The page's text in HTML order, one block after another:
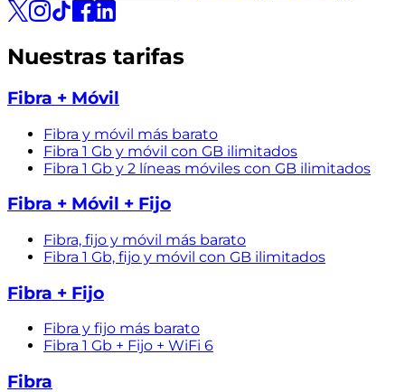
Nuestras tarifas
Fibra + Móvil
Fibra y móvil más barato
Fibra 1 Gb y móvil con GB ilimitados
Fibra 1 Gb y 2 líneas móviles con GB ilimitados
Fibra + Móvil + Fijo
Fibra, fijo y móvil más barato
Fibra 1 Gb, fijo y móvil con GB ilimitados
Fibra + Fijo
Fibra y fijo más barato
Fibra 1 Gb + Fijo + WiFi 6
Fibra